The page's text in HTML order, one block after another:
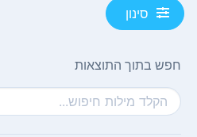
סינון
חפש בתוך התוצאות